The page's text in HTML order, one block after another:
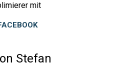
mit
Stefan